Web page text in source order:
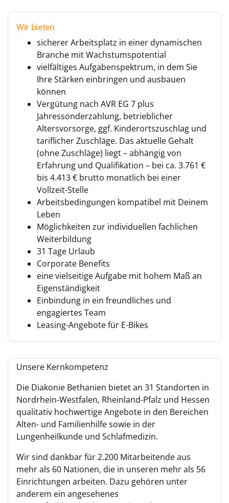
Wir bieten
sicherer Arbeitsplatz in einer dynamischen
Branche mit Wachstumspotential
vielfältiges Aufgabenspektrum, in dem Sie
Ihre Stärken einbringen und ausbauen
können
Vergütung nach AVR EG 7 plus
Jahressonderzahlung, betrieblicher
Altersvorsorge, ggf. Kinderortszuschlag und
tariflicher Zuschläge. Das aktuelle Gehalt
(ohne Zuschläge) liegt – abhängig von
Erfahrung und Qualifikation – bei ca. 3.761 €
bis 4.413 € brutto monatlich bei einer
Vollzeit-Stelle
Arbeitsbedingungen kompatibel mit Deinem
Leben
Möglichkeiten zur individuellen fachlichen
Weiterbildung
31 Tage Urlaub
Corporate Benefits
eine vielseitige Aufgabe mit hohem Maß an
Eigenständigkeit
Einbindung in ein freundliches und
engagiertes Team
Leasing-Angebote für E-Bikes
Unsere Kernkompetenz
Die Diakonie Bethanien bietet an 31 Standorten in
Nordrhein-Westfalen, Rheinland-Pfalz und Hessen
qualitativ hochwertige Angebote in den Bereichen
Alten- und Familienhilfe sowie in der
Lungenheilkunde und Schlafmedizin.
Wir sind dankbar für 2.200 Mitarbeitende aus
mehr als 60 Nationen, die in unseren mehr als 56
Einrichtungen arbeiten. Dazu gehören unter
anderem ein angesehenes